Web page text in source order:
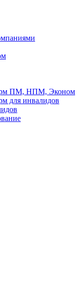
ПМ, НПМ, Эконом
для инвалидов